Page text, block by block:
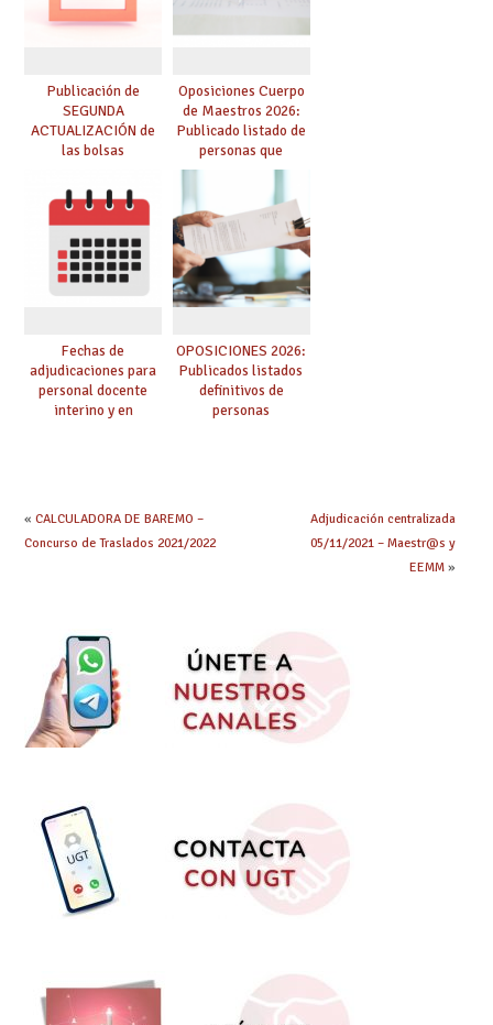
Publicación de
SEGUNDA
ACTUALIZACIÓN de
las bolsas
Cuerpo de Maestros
de especialidades
convocadas a
oposición
Oposiciones Cuerpo
de Maestros 2026:
Publicado listado de
personas que
adquieren nueva
especialidad
Fechas de
adjudicaciones para
personal docente
interino y en
OPOSICIONES 2026:
Publicados listados
definitivos de
personas
« CALCULADORA DE BAREMO –
Concurso de Traslados 2021/2022
Adjudicación centralizada
05/11/2021 – Maestr@s y
EEMM»